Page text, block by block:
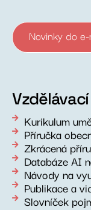
Novinky do e-
Kurikulum
Příručka
Zkrácená
Databáze AI
Návody na
Publikace a
Slovníček